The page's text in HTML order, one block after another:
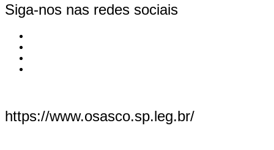
Siga-nos nas redes sociais
https://www.osasco.sp.leg.br/